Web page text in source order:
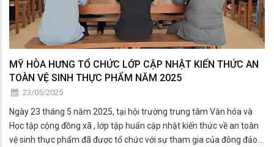
MỸ HÒA HƯNG TỔ CHỨC LỚP CẬP NHẬT KIẾN THỨC AN
TOÀN VỆ SINH THỰC PHẨM NĂM 2025
23/05/2025
Ngày 23 tháng 5 năm 2025, tại hội trường trung tâm Văn hóa và
Học tập cộng đồng xã , lớp tập huấn cập nhật kiến thức về an toàn
vệ sinh thực phẩm đã được tổ chức với sự tham gia của đông đảo